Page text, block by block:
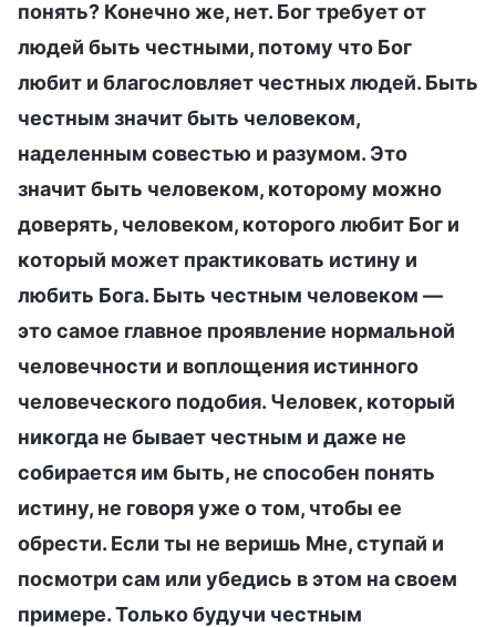
понять? Конечно же, нет. Бог требует от
людей быть честными, потому что Бог
любит и благословляет честных людей. Быть
честным значит быть человеком,
наделенным совестью и разумом. Это
значит быть человеком, которому можно
доверять, человеком, которого любит Бог и
который может практиковать истину и
любить Бога. Быть честным человеком —
это самое главное проявление нормальной
человечности и воплощения истинного
человеческого подобия. Человек, который
никогда не бывает честным и даже не
собирается им быть, не способен понять
истину, не говоря уже о том, чтобы ее
обрести. Если ты не веришь Мне, ступай и
посмотри сам или убедись в этом на своем
примере. Только будучи честным